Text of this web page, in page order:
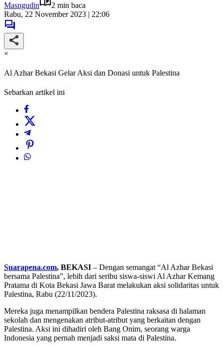
Masngudin
2 min baca
Rabu, 22 November 2023 | 22:06
×
Al Azhar Bekasi Gelar Aksi dan Donasi untuk Palestina
Sebarkan artikel ini
Suarapena.com, BEKASI – Dengan semangat “Al Azhar Bekasi
bersama Palestina”, lebih dari seribu siswa-siswi Al Azhar Kemang
Pratama di Kota Bekasi Jawa Barat melakukan aksi solidaritas untuk
Palestina, Rabu (22/11/2023).
Mereka juga menampilkan bendera Palestina raksasa di halaman
sekolah dan mengenakan atribut-atribut yang berkaitan dengan
Palestina. Aksi ini dihadiri oleh Bang Onim, seorang warga
Indonesia yang pernah menjadi saksi mata di Palestina.